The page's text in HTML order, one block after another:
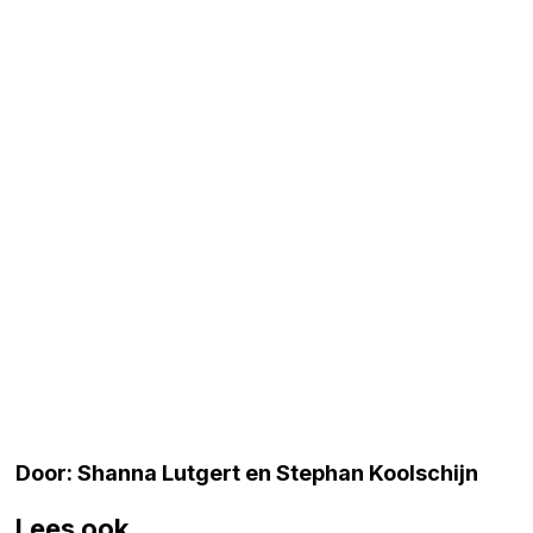
Door: Shanna Lutgert en Stephan Koolschijn